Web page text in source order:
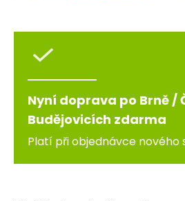
Nyní doprava po Brně /
Budějovicích zdarma
Platí při objednávce nového